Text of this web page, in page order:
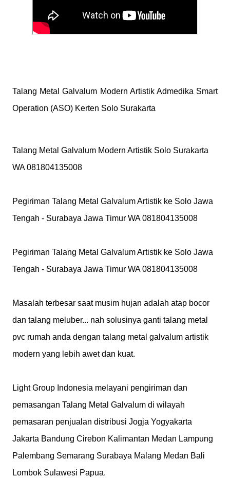
Talang Metal Galvalum Modern Artistik Admedika Smart
Operation (ASO) Kerten Solo Surakarta
Talang Metal Galvalum Modern Artistik Solo Surakarta
WA 081804135008
Pegiriman Talang Metal Galvalum Artistik ke Solo Jawa
Tengah - Surabaya Jawa Timur WA 081804135008
Pegiriman Talang Metal Galvalum Artistik ke Solo Jawa
Tengah - Surabaya Jawa Timur WA 081804135008
Masalah terbesar saat musim hujan adalah atap bocor
dan talang meluber... nah solusinya ganti talang metal
pvc rumah anda dengan talang metal galvalum artistik
modern yang lebih awet dan kuat.
Light Group Indonesia melayani pengiriman dan
pemasangan Talang Metal Galvalum di wilayah
pemasaran penjualan distribusi Jogja Yogyakarta
Jakarta Bandung Cirebon Kalimantan Medan Lampung
Palembang Semarang Surabaya Malang Medan Bali
Lombok Sulawesi Papua.